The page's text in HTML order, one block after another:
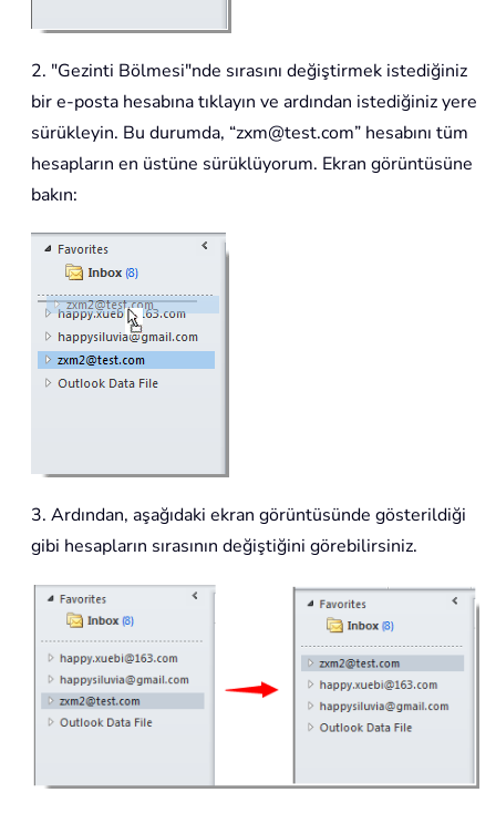
2. "Gezinti Bölmesi"nde sırasını değiştirmek istediğiniz
bir e-posta hesabına tıklayın ve ardından istediğiniz yere
sürükleyin. Bu durumda, “zxm@test.com” hesabını tüm
hesapların en üstüne sürüklüyorum. Ekran görüntüsüne
bakın:
3. Ardından, aşağıdaki ekran görüntüsünde gösterildiği
gibi hesapların sırasının değiştiğini görebilirsiniz.